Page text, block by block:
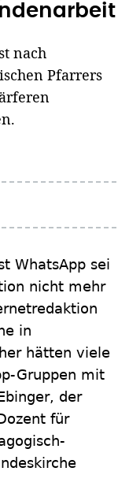
nach
Pfarrers
WhatsApp sei
nicht mehr
in
hätten viele
Gruppen mit
der
für